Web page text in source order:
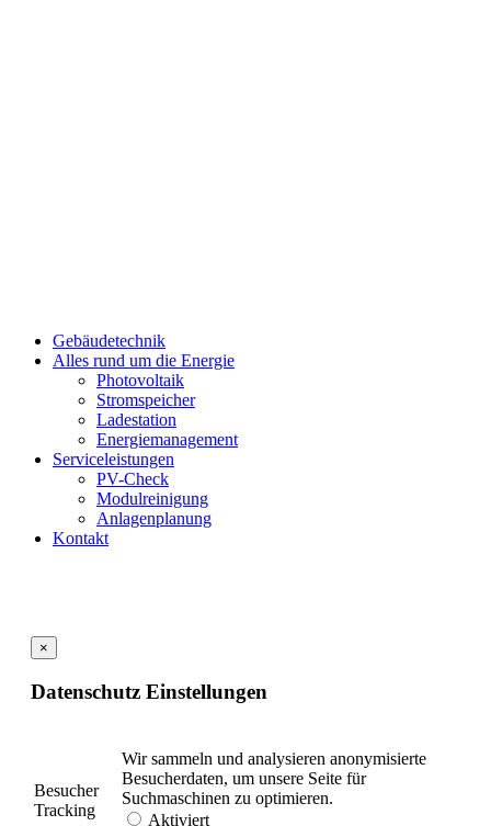
Gebäudetechnik
Alles rund um die Energie
Photovoltaik
Stromspeicher
Ladestation
Energiemanagement
Serviceleistungen
PV-Check
Modulreinigung
Anlagenplanung
Kontakt
×
Datenschutz Einstellungen
Besucher
Tracking
Wir sammeln und analysieren anonymisierte
Besucherdaten, um unsere Seite für
Suchmaschinen zu optimieren.
Aktiviert